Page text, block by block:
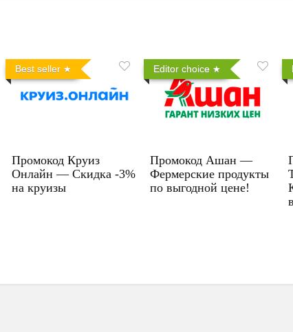
Best seller
Промокод Круиз
Онлайн — Скидка -3%
на круизы
Editor choice
Промокод Ашан —
Фермерские продукты
по выгодной цене!